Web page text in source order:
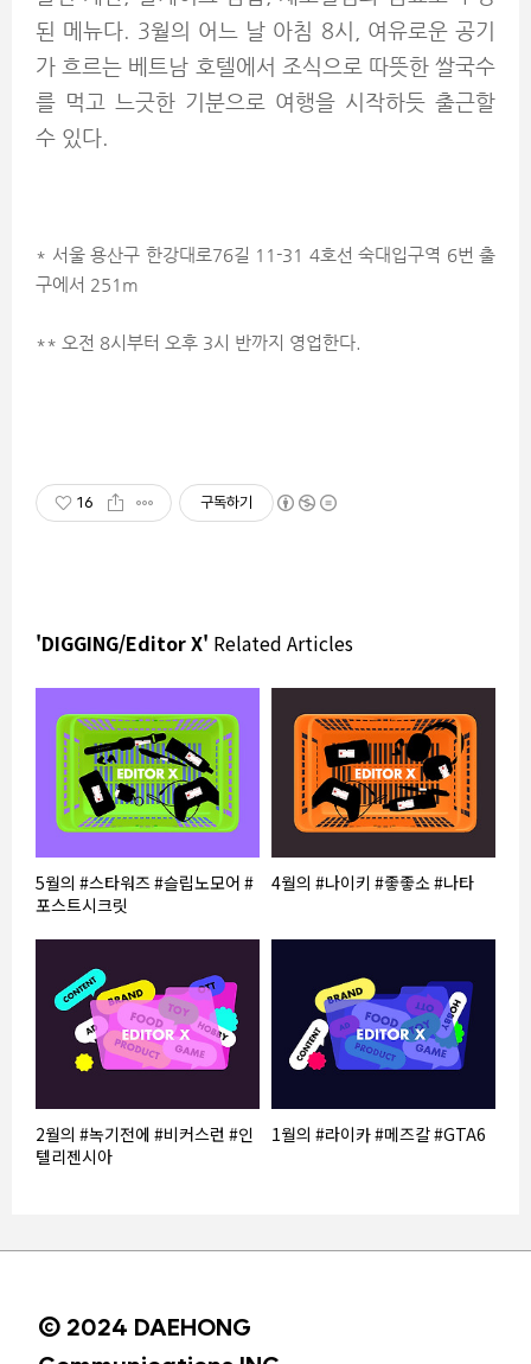
된 메뉴다. 3월의 어느 날 아침 8시, 여유로운 공기
가 흐르는 베트남 호텔에서 조식으로 따뜻한 쌀국수
를 먹고 느긋한 기분으로 여행을 시작하듯 출근할
수 있다.
* 서울 용산구 한강대로76길 11-31 4호선 숙대입구역 6번 출
구에서 251m
** 오전 8시부터 오후 3시 반까지 영업한다.
16 구독하기
'DIGGING/Editor X' Related Articles
5월의 #스타워즈 #슬립노모어 #
포스트시크릿
4월의 #나이키 #좋좋소 #나타
2월의 #녹기전에 #비커스런 #인
텔리젠시아
1월의 #라이카 #메즈칼 #GTA6
© 2024 DAEHONG